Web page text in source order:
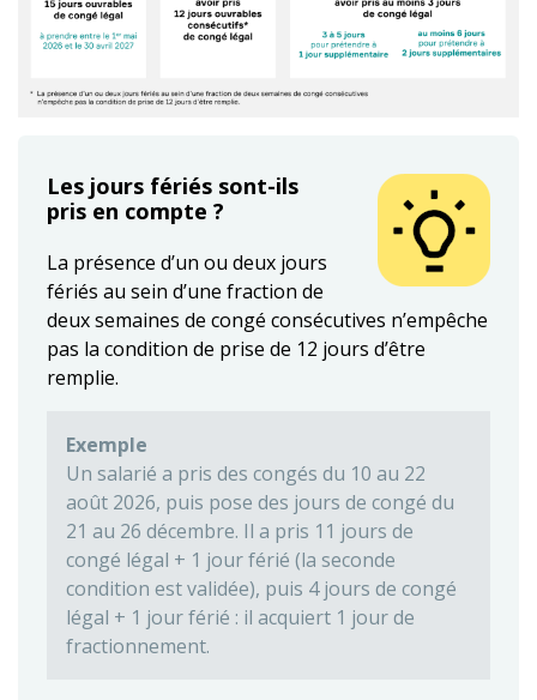
Les jours fériés sont-ils
pris en compte ?
La présence d’un ou deux jours
fériés au sein d’une fraction de
deux semaines de congé consécutives n’empêche
pas la condition de prise de 12 jours d’être
remplie.
Exemple
Un salarié a pris des congés du 10 au 22
août 2026, puis pose des jours de congé du
21 au 26 décembre. Il a pris 11 jours de
congé légal + 1 jour férié (la seconde
condition est validée), puis 4 jours de congé
légal + 1 jour férié : il acquiert 1 jour de
fractionnement.